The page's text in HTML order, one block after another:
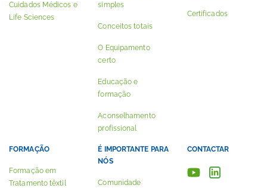
Cuidados Médicos e
Life Sciences
simples
Conceitos totais
O Equipamento
certo
Educação e
formação
Aconselhamento
profissional
Certificados
FORMAÇÃO
Formação em
Tratamento têxtil
É IMPORTANTE PARA
NÓS
Comunidade
CONTACTAR